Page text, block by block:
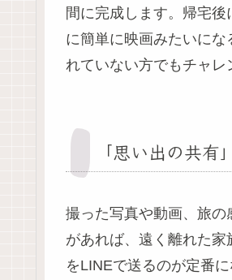
間に完成します。帰宅
に簡単に映画みたいに
れていない方でもチャレ
「思い出の共
撮った写真や動画、旅の
があれば、遠く離れた
をLINEで送るのが定番